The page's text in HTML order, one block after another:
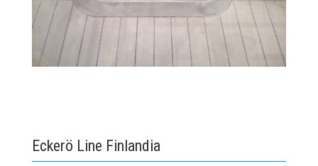
Eckerö Line Finlandia